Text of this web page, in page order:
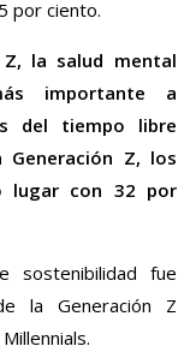
por ciento.
la salud mental
importante a
del tiempo libre
Z, los
lugar con 32 por
sostenibilidad fue
la Generación Z